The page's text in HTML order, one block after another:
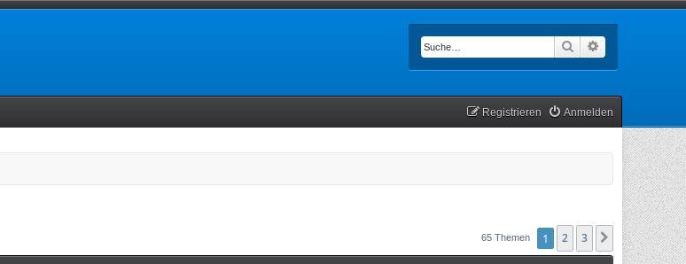
Suche
Anmelden
Registrieren
65 Themen 1 2 3 Nächste